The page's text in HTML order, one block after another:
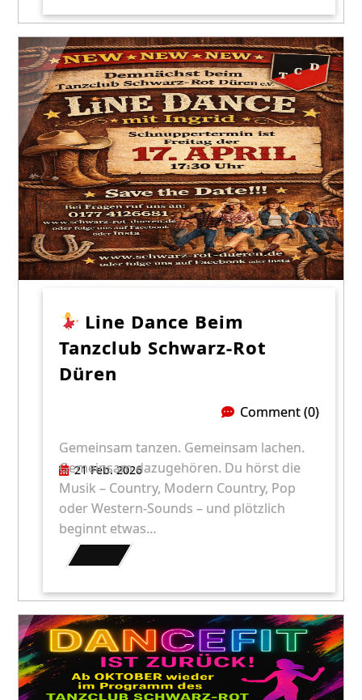
Line Dance Beim
Tanzclub Schwarz-Rot
Düren
21 Feb. 2026
Comment (0)
Gemeinsam tanzen. Gemeinsam lachen.
Gemeinsam dazugehören. Du hörst die
Musik – Country, Modern Country, Pop
oder Western-Sounds – und plötzlich
beginnt etwas…